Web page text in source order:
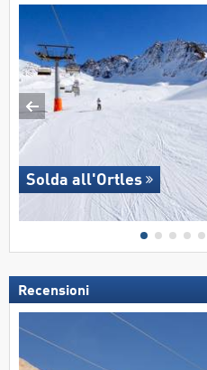
Solda all'Ortles
Recensioni